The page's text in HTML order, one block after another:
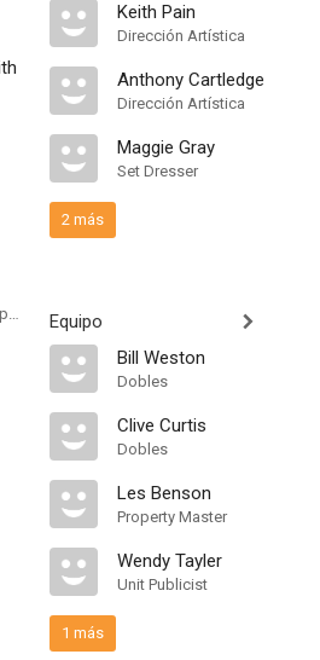
Special Effects Supervisor
Keith Pain
Dirección Artística
Anthony Cartledge
Dirección Artística
Maggie Gray
Set Dresser
2 más
Equipo
Bill Weston
Dobles
Clive Curtis
Dobles
Les Benson
Property Master
Wendy Tayler
Unit Publicist
1 más